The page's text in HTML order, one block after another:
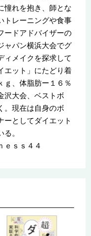
憧れを抱き、師とな
トレーニングや食事
ードアドバイザーの
ャパン横浜大会でグ
ィメイクを探求して
エット」にたどり着
ｇ、体脂肪ー１６％
沢大会、ベストボ
。現在は自身のボ
ーとしてダイエット
。
ｅｓｓ４４